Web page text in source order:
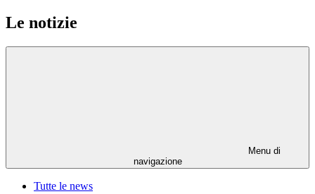
Le notizie
Menu di
navigazione
Tutte le news